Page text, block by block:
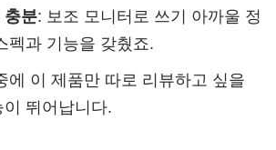
충분: 보조 모니터로 쓰기 아까울 정
펙과 기능을 갖췄죠.
에 이 제품만 따로 리뷰하고 싶을
뛰어납니다.